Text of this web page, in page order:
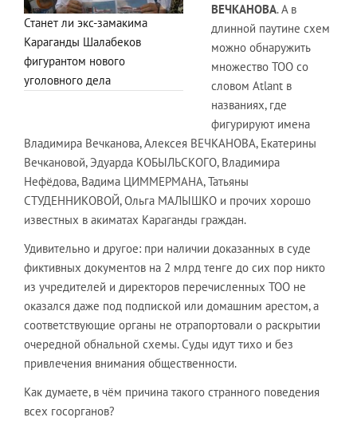
Станет ли экс-замакима
Караганды Шалабеков
фигурантом нового
уголовного дела
ВЕЧКАНОВА. А в
длинной паутине схем
можно обнаружить
множество ТОО со
словом Atlant в
названиях, где
фигурируют имена
Владимира Вечканова, Алексея ВЕЧКАНОВА, Екатерины
Вечкановой, Эдуарда КОБЫЛЬСКОГО, Владимира
Нефёдова, Вадима ЦИММЕРМАНА, Татьяны
СТУДЕННИКОВОЙ, Ольга МАЛЫШКО и прочих хорошо
известных в акиматах Караганды граждан.
Удивительно и другое: при наличии доказанных в суде
фиктивных документов на 2 млрд тенге до сих пор никто
из учредителей и директоров перечисленных ТОО не
оказался даже под подпиской или домашним арестом, а
соответствующие органы не отрапортовали о раскрытии
очередной обнальной схемы. Суды идут тихо и без
привлечения внимания общественности.
Как думаете, в чём причина такого странного поведения
всех госорганов?